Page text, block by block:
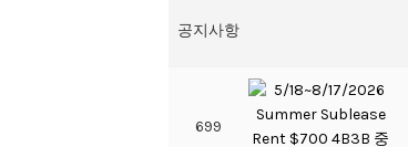
공지사항
699